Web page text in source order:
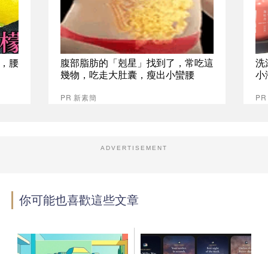
腰
腹部脂肪的「剋星」找到了，常吃這
幾物，吃走大肚囊，瘦出小蠻腰
PR 新素簡
洗
小
ADVERTISEMENT
你可能也喜歡這些文章